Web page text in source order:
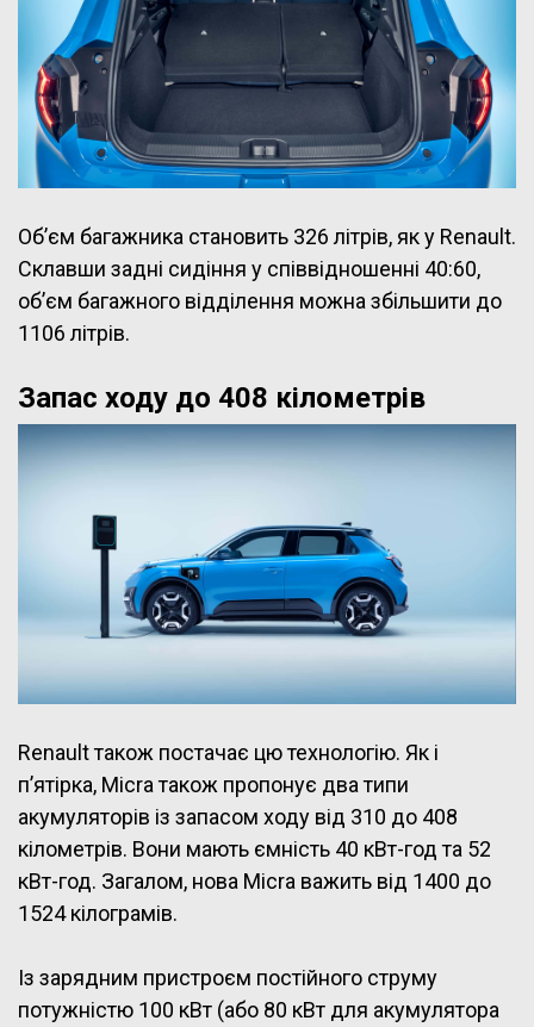
Об’єм багажника становить 326 літрів, як у Renault.
Склавши задні сидіння у співвідношенні 40:60,
об’єм багажного відділення можна збільшити до
1106 літрів.
Запас ходу до 408 кілометрів
Renault також постачає цю технологію. Як і
п’ятірка, Micra також пропонує два типи
акумуляторів із запасом ходу від 310 до 408
кілометрів. Вони мають ємність 40 кВт-год та 52
кВт-год. Загалом, нова Micra важить від 1400 до
1524 кілограмів.
Із зарядним пристроєм постійного струму
потужністю 100 кВт (або 80 кВт для акумулятора